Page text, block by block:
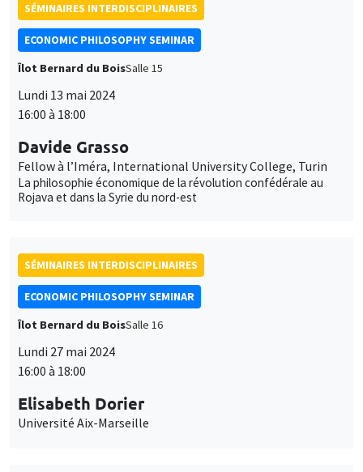
SÉMINAIRES INTERDISCIPLINAIRES
ECONOMIC PHILOSOPHY SEMINAR
Îlot Bernard du BoisSalle 15
Lundi 13 mai 2024
16:00 à 18:00
Davide Grasso
Fellow à l’Iméra, International University College, Turin
La philosophie économique de la révolution confédérale au
Rojava et dans la Syrie du nord-est
SÉMINAIRES INTERDISCIPLINAIRES
ECONOMIC PHILOSOPHY SEMINAR
Îlot Bernard du BoisSalle 16
Lundi 27 mai 2024
16:00 à 18:00
Elisabeth Dorier
Université Aix-Marseille